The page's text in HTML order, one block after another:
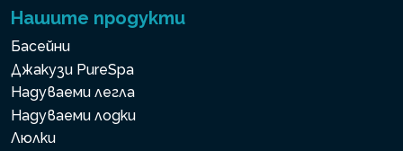
Нашите продукти
Басейни
Джакузи PureSpa
Надуваеми легла
Надуваеми лодки
Люлки